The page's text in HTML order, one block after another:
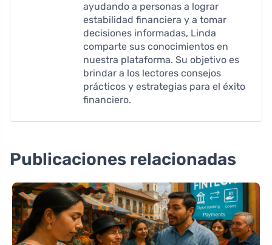
ayudando a personas a lograr
estabilidad financiera y a tomar
decisiones informadas, Linda
comparte sus conocimientos en
nuestra plataforma. Su objetivo es
brindar a los lectores consejos
prácticos y estrategias para el éxito
financiero.
Publicaciones relacionadas